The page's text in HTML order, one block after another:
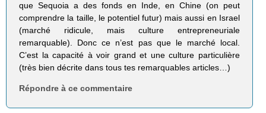
que Sequoia a des fonds en Inde, en Chine (on peut
comprendre la taille, le potentiel futur) mais aussi en Israel
(marché ridicule, mais culture entrepreneuriale
remarquable). Donc ce n’est pas que le marché local.
C’est la capacité à voir grand et une culture particulière
(très bien décrite dans tous tes remarquables articles…)
Répondre à ce commentaire